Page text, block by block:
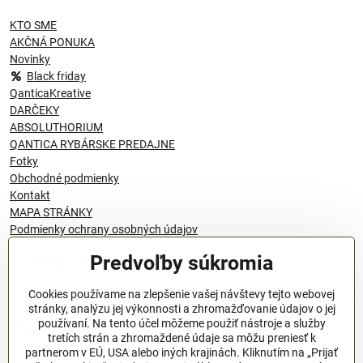
KTO SME
AKČNÁ PONUKA
Novinky
Black friday
QanticaKreative
DARČEKY
ABSOLUTHORIUM
QANTICA RYBÁRSKE PREDAJNE
Fotky
Obchodné podmienky
Kontakt
MAPA STRÁNKY
Podmienky ochrany osobných údajov
© 1996 - 2024 QANTICA S.R.O
Podmienky ochrany osobných údajov
OBCHODNÉ PODMIENKY
Predvoľby súkromia
Cookies používame na zlepšenie vašej návštevy tejto webovej
stránky, analýzu jej výkonnosti a zhromažďovanie údajov o jej
používaní. Na tento účel môžeme použiť nástroje a služby
tretích strán a zhromaždené údaje sa môžu preniesť k
partnerom v EÚ, USA alebo iných krajinách. Kliknutím na „Prijať